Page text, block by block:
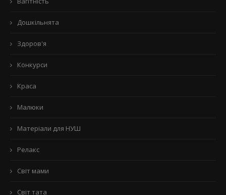
Дошкільнята
Здоров'я
Конкурси
Краса
Малюки
Матеріали для НУШ
Релакс
Світ мами
Світ тата